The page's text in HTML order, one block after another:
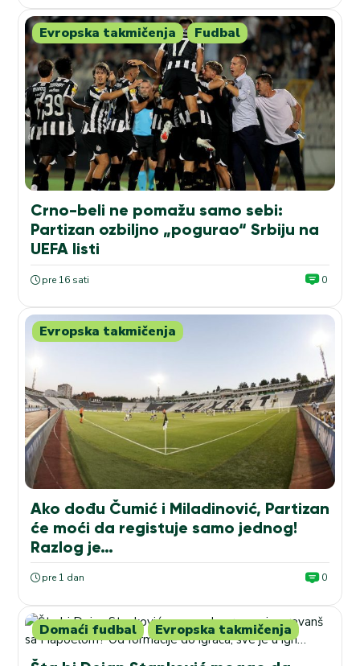
Evropska takmičenja Fudbal
Crno-beli ne pomažu samo sebi:
Partizan ozbiljno „pogurao“ Srbiju na
UEFA listi
pre 16 sati 0
Evropska takmičenja
Ako dođu Čumić i Miladinović, Partizan
će moći da registuje samo jednog!
Razlog je…
pre 1 dan 0
Domaći fudbal Evropska takmičenja